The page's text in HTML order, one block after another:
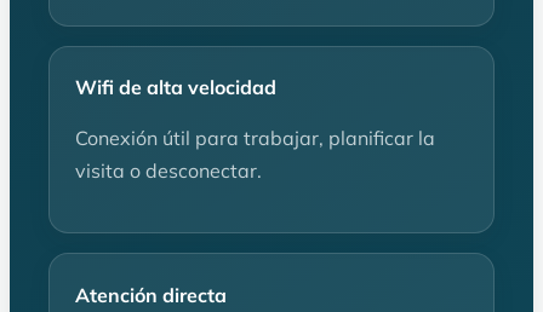
Wifi de alta velocidad
Conexión útil para trabajar, planificar la
visita o desconectar.
Atención directa